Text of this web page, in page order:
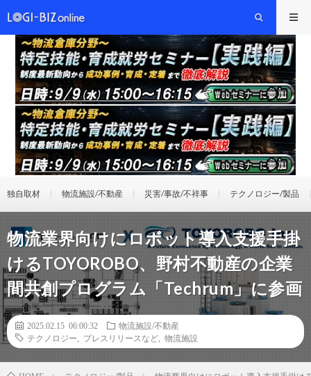
独自取材 物流施設/不動産 災害/事故/不祥事 テクノロジー/製品
物流業界向けにロボット導入支援手掛
けるTOYOROBO、野村不動産の企業
間共創プログラム「Techrum」に参画
2025.02.15 06:00:32
物流施設/不動産
テクノロジー
プレスリリースなど 物流施設